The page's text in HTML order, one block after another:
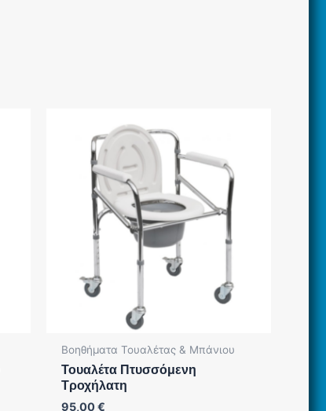
Βοηθήματα Τουαλέτας & Μπάνιου
Τουαλέτα Πτυσσόμενη
Τροχήλατη
95,00€